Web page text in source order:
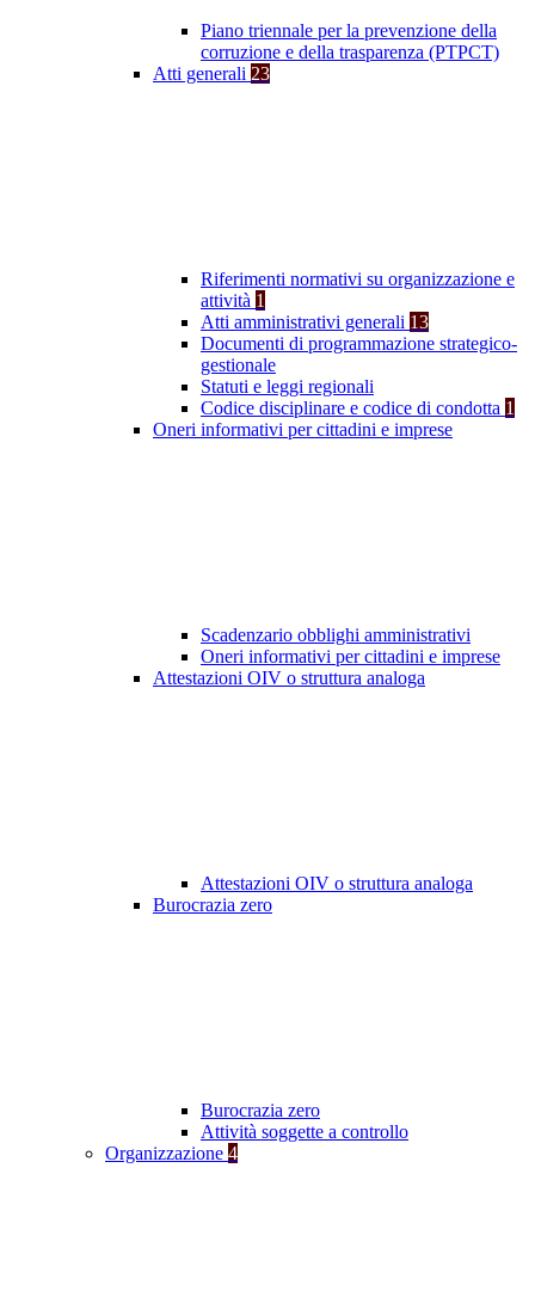
Piano triennale per la prevenzione della
corruzione e della trasparenza (PTPCT)
Atti generali 23
Riferimenti normativi su organizzazione e
attività 1
Atti amministrativi generali 13
Documenti di programmazione strategico-
gestionale
Statuti e leggi regionali
Codice disciplinare e codice di condotta 1
Oneri informativi per cittadini e imprese
Scadenzario obblighi amministrativi
Oneri informativi per cittadini e imprese
Attestazioni OIV o struttura analoga
Attestazioni OIV o struttura analoga
Burocrazia zero
Burocrazia zero
Attività soggette a controllo
Organizzazione 4